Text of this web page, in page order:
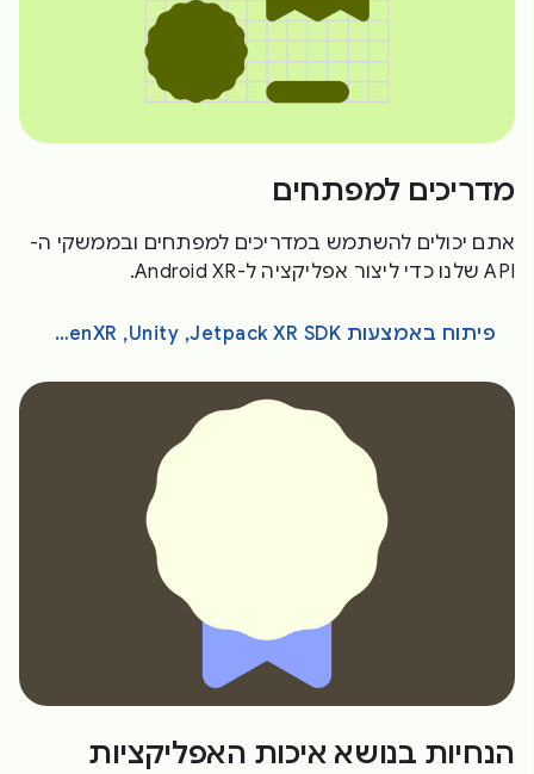
מדריכים למפתחים
אתם יכולים להשתמש במדריכים למפתחים ובממשקי ה-
API שלנו כדי ליצור אפליקציה ל-Android XR.
פיתוח באמצעות Jetpack XR SDK,‏ Unity,‏ OpenXR או WebXR
הנחיות בנושא איכות האפליקציות